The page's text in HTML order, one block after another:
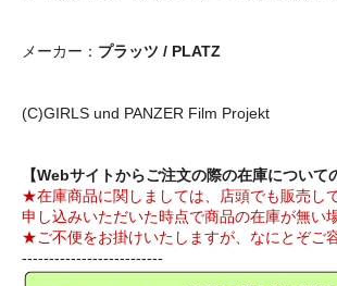
メーカー： プラッツ / PLATZ
(C)GIRLS und PANZER Film Projekt
【Webサイトからご注文の際の在庫について
★在庫商品に関しましては、店頭でも販売し
申し込みいただいた時点で商品の在庫が無い
★ご不便をお掛けいたしますが、なにとぞご
--------------------------